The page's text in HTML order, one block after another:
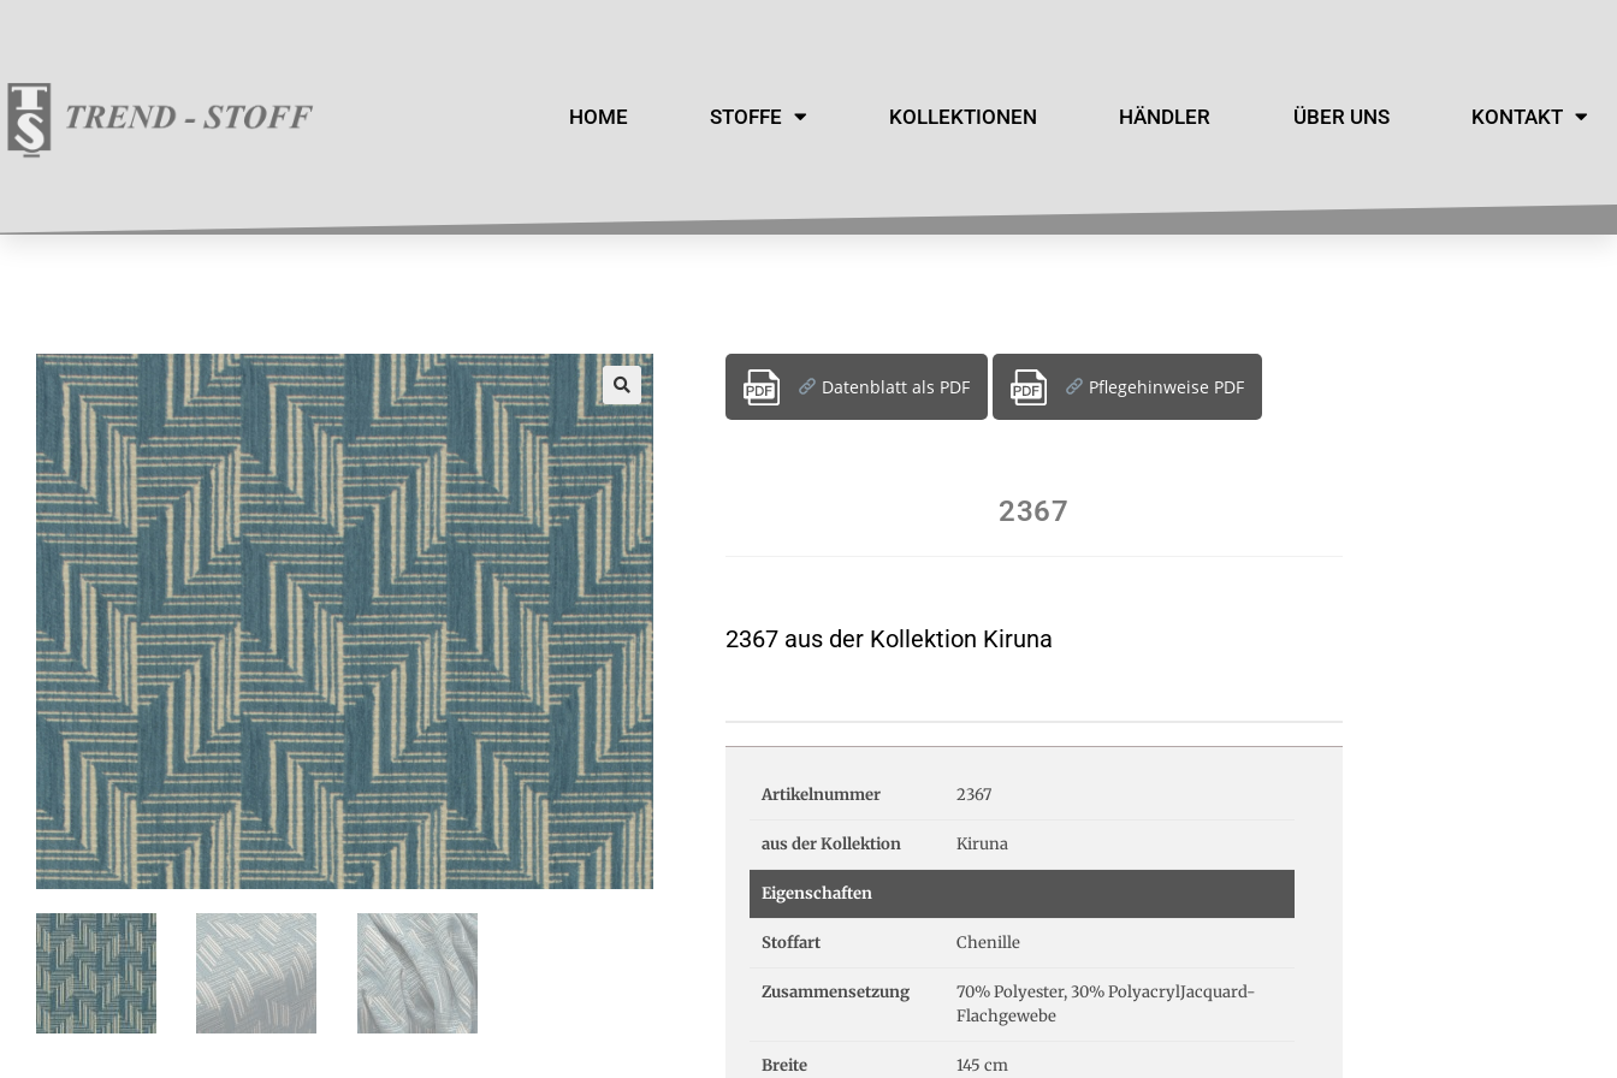
HOME STOFFE KOLLEKTIONEN HÄNDLER ÜBER UNS KONTAKT
Datenblatt als PDF Pflegehinweise PDF
2367
2367 aus der Kollektion Kiruna
Artikelnummer 2367
aus der Kollektion Kiruna
Eigenschaften
Stoffart Chenille
Zusammensetzung
70% Polyester, 30% PolyacrylJacquard-
Flachgewebe
Breite 145 cm